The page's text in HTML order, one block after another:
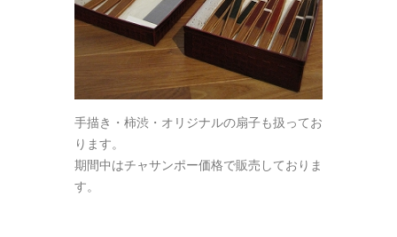
手描き・柿渋・オリジナルの扇子も扱ってお
ります。
期間中はチャサンポー価格で販売しておりま
す。